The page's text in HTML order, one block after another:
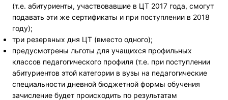
(т.е. абитуриенты, участвовавшие в ЦТ 2017 года, смогут
подавать эти же сертификаты и при поступлении в 2018
году);
три резервных дня ЦТ (вместо одного);
предусмотрены льготы для учащихся профильных
классов педагогического профиля (т.е. при поступлении
абитуриентов этой категории в вузы на педагогические
специальности дневной бюджетной формы обучения
зачисление будет происходить по результатам